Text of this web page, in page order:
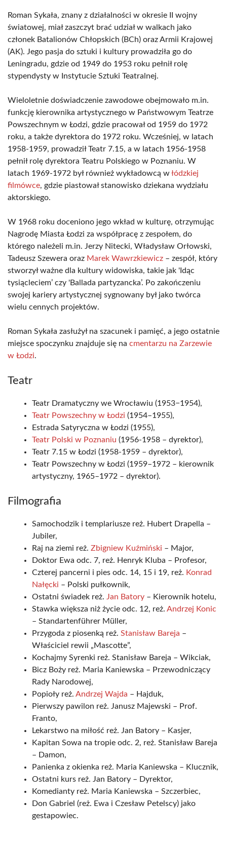
Roman Sykała, znany z działalności w okresie II wojny
światowej, miał zaszczyt brać udział w walkach jako
członek Batalionów Chłopskich (BCh) oraz Armii Krajowej
(AK). Jego pasja do sztuki i kultury prowadziła go do
Leningradu, gdzie od 1949 do 1953 roku pełnił rolę
stypendysty w Instytucie Sztuki Teatralnej.
Wieloletnie doświadczenie zawodowe obejmowało m.in.
funkcję kierownika artystycznego w Państwowym Teatrze
Powszechnym w Łodzi, gdzie pracował od 1959 do 1972
roku, a także dyrektora do 1972 roku. Wcześniej, w latach
1958-1959, prowadził Teatr 7.15, a w latach 1956-1958
pełnił rolę dyrektora Teatru Polskiego w Poznaniu. W
latach 1969-1972 był również wykładowcą włódzkiej
filmówce, gdzie piastował stanowisko dziekana wydziału
aktorskiego.
W 1968 roku doceniono jego wkład w kulturę, otrzymując
Nagrodę Miasta Łodzi za współpracę z zespołem, do
którego należeli m.in. Jerzy Nitecki, Władysław Orłowski,
Tadeusz Szewera oraz Marek Wawrzkiewicz – zespół, który
stworzył ważne dla kultury widowiska, takie jak 'Idąc
tysiącleciem’ czy 'Ballada partyzancka’. Po zakończeniu
swojej kariery artystycznej sygnowany był jako twórca
wielu cennych projektów.
Roman Sykała zasłużył na szacunek i pamięć, a jego ostatnie
miejsce spoczynku znajduje się na cmentarzu na Zarzewie
w Łodzi.
Teatr
Teatr Dramatyczny we Wrocławiu (1953−1954),
Teatr Powszechny w Łodzi (1954–1955),
Estrada Satyryczna w Łodzi (1955),
Teatr Polski w Poznaniu (1956-1958 – dyrektor),
Teatr 7.15 w Łodzi (1958-1959 – dyrektor),
Teatr Powszechny w Łodzi (1959–1972 – kierownik
artystyczny, 1965–1972 – dyrektor).
Filmografia
Samochodzik i templariusze reż. Hubert Drapella –
Jubiler,
Raj na ziemi reż. Zbigniew Kuźmiński – Major,
Doktor Ewa odc. 7, reż. Henryk Kluba – Profesor,
Czterej pancerni i pies odc. 14, 15 i 19, reż. Konrad
Nałęcki – Polski pułkownik,
Ostatni świadek reż. Jan Batory – Kierownik hotelu,
Stawka większa niż życie odc. 12, reż. Andrzej Konic
– Standartenführer Müller,
Przygoda z piosenką reż. Stanisław Bareja –
Właściciel rewii „Mascotte”,
Kochajmy Syrenki reż. Stanisław Bareja – Wikciak,
Bicz Boży reż. Maria Kaniewska – Przewodniczący
Rady Narodowej,
Popioły reż. Andrzej Wajda – Hajduk,
Pierwszy pawilon reż. Janusz Majewski – Prof.
Franto,
Lekarstwo na miłość reż. Jan Batory – Kasjer,
Kapitan Sowa na tropie odc. 2, reż. Stanisław Bareja
– Damon,
Panienka z okienka reż. Maria Kaniewska – Klucznik,
Ostatni kurs reż. Jan Batory – Dyrektor,
Komedianty reż. Maria Kaniewska – Szczerbiec,
Don Gabriel (reż. Ewa i Czesław Petelscy) jako
gestapowiec.